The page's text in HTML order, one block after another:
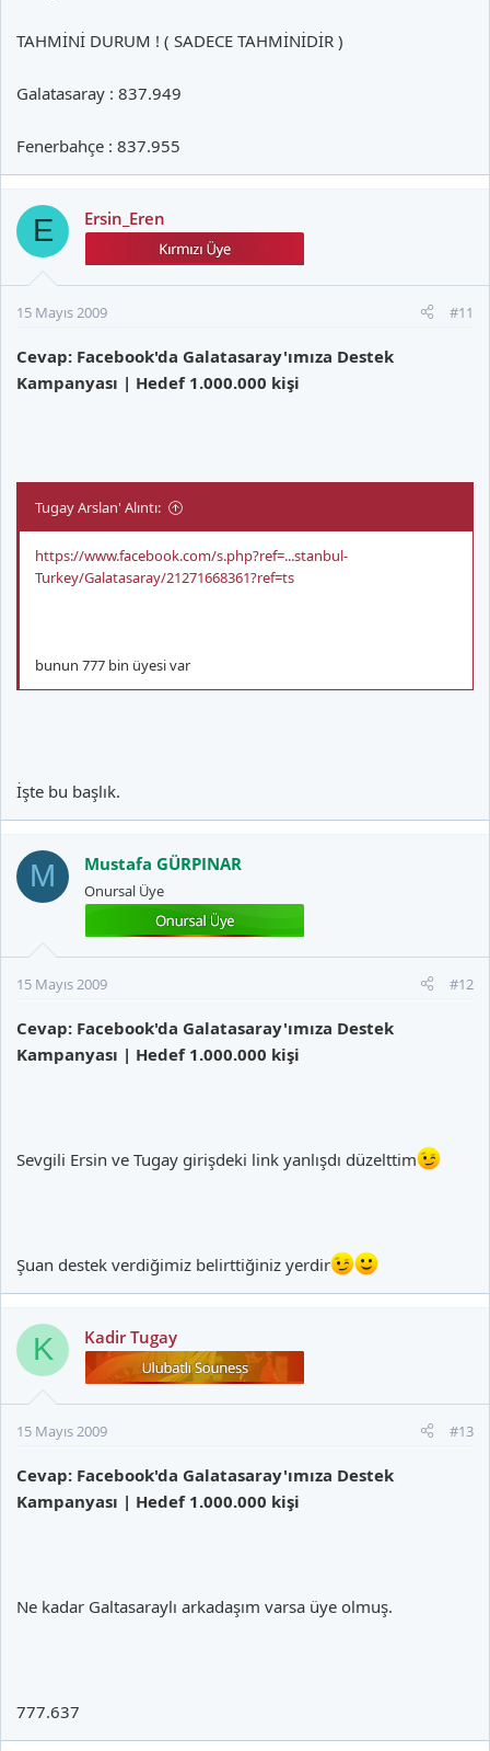
TAHMİNİ DURUM ! ( SADECE TAHMİNİDİR )
Galatasaray : 837.949
Fenerbahçe : 837.955
E Ersin_Eren
15 Mayıs 2009 #11
Cevap: Facebook'da Galatasaray'ımıza Destek
Kampanyası | Hedef 1.000.000 kişi
Tugay Arslan' Alıntı:
https://www.facebook.com/s.php?ref=...stanbul-
Turkey/Galatasaray/21271668361?ref=ts
bunun 777 bin üyesi var
İşte bu başlık.
M Mustafa GÜRPINAR
Onursal Üye
15 Mayıs 2009 #12
Cevap: Facebook'da Galatasaray'ımıza Destek
Kampanyası | Hedef 1.000.000 kişi
Sevgili Ersin ve Tugay girişdeki link yanlışdı düzelttim
Şuan destek verdiğimiz belirttiğiniz yerdir
K Kadir Tugay
15 Mayıs 2009 #13
Cevap: Facebook'da Galatasaray'ımıza Destek
Kampanyası | Hedef 1.000.000 kişi
Ne kadar Galtasaraylı arkadaşım varsa üye olmuş.
777.637